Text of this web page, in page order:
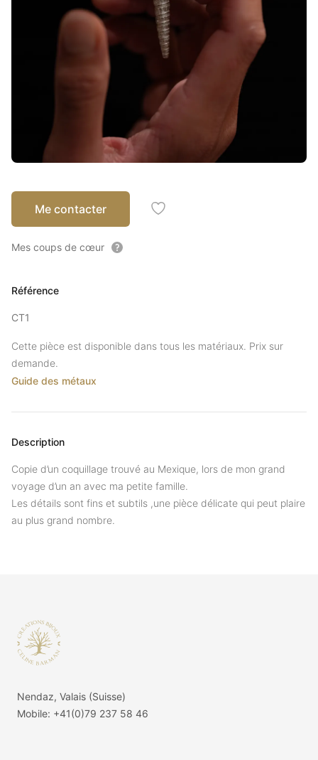
Me contacter Ajouter à mes coups de
Mes coups de cœur
Référence
CT1
Cette pièce est disponible dans tous les matériaux. Prix sur
demande.
Guide des métaux
Description
Copie d’un coquillage trouvé au Mexique, lors de mon grand
voyage d’un an avec ma petite famille.
Les détails sont fins et subtils ,une pièce délicate qui peut plaire
au plus grand nombre.
Nendaz, Valais (Suisse)
Mobile: +41(0)79 237 58 46